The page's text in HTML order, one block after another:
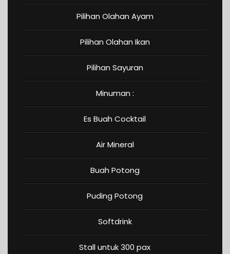
Pilihan Olahan Ayam
Pilihan Olahan Ikan
Pilihan Sayuran
Minuman :
Es Buah Cocktail
Air Mineral
Buah Potong
Puding Potong
Softdrink
Stall untuk 300 pax